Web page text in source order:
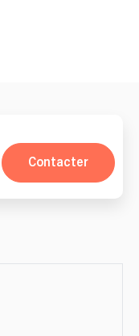
Contacter